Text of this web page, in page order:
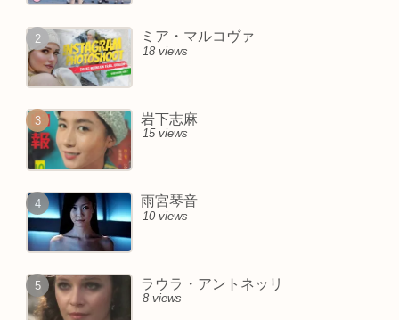
ミア・マルコヴァ
18 views
岩下志麻
15 views
雨宮琴音
10 views
ラウラ・アントネッリ
8 views